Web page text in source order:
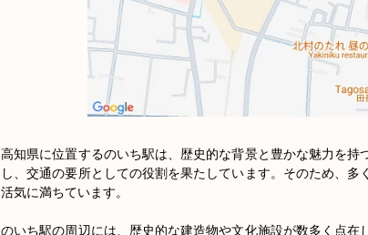
高知県に位置するのいち駅は、歴史的な背景と豊かな魅力を
し、交通の要所としての役割を果たしています。そのため、多
活気に満ちています。
のいち駅の周辺には、歴史的な建造物や文化施設が数多く点